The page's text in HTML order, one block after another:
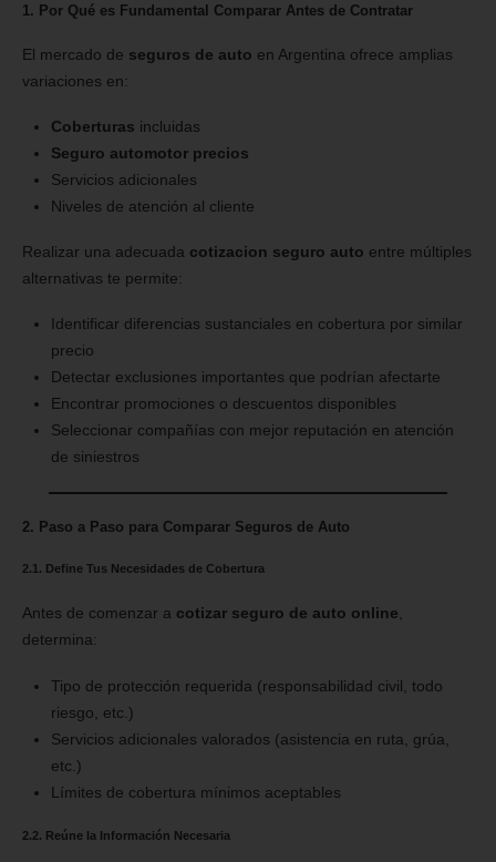
1. Por Qué es Fundamental Comparar Antes de Contratar
El mercado de seguros de auto en Argentina ofrece amplias
variaciones en:
Coberturas incluidas
Seguro automotor precios
Servicios adicionales
Niveles de atención al cliente
Realizar una adecuada cotizacion seguro auto entre múltiples
alternativas te permite:
Identificar diferencias sustanciales en cobertura por similar
precio
Detectar exclusiones importantes que podrían afectarte
Encontrar promociones o descuentos disponibles
Seleccionar compañías con mejor reputación en atención
de siniestros
2. Paso a Paso para Comparar Seguros de Auto
2.1. Define Tus Necesidades de Cobertura
Antes de comenzar a cotizar seguro de auto online,
determina:
Tipo de protección requerida (responsabilidad civil, todo
riesgo, etc.)
Servicios adicionales valorados (asistencia en ruta, grúa,
etc.)
Límites de cobertura mínimos aceptables
2.2. Reúne la Información Necesaria